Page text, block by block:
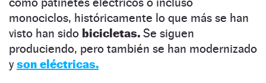
monociclos, históricamente lo que más se han
visto han sido bicicletas. Se siguen
produciendo, pero también se han modernizado
yson eléctricas.